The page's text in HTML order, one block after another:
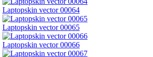
Laptopskin vector 00064
Laptopskin vector 00065
Laptopskin vector 00066